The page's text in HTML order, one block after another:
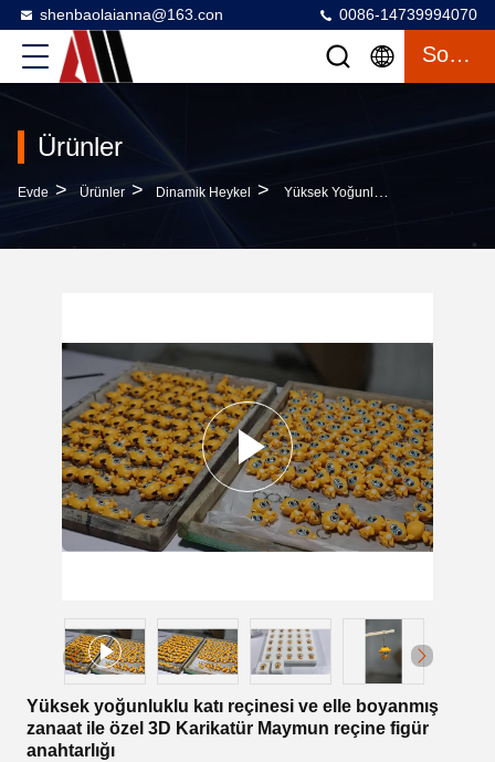
shenbaolaianna@163.con 0086-14739994070
Sohbet
Ürünler
Evde > Ürünler > Dinamik Heykel > Yüksek Yoğunluklu Katı Reçinesi Ve Elle Boyanmış Zanaat Ile Özel 3D Karikatür Maymun Reçine Figür Anahtarlığı
Yüksek yoğunluklu katı reçinesi ve elle boyanmış
zanaat ile özel 3D Karikatür Maymun reçine figür
anahtarlığı